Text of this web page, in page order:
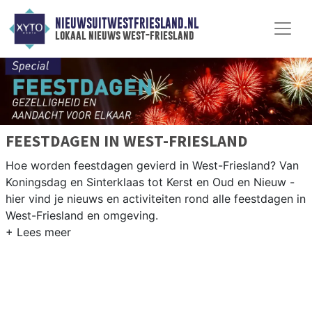
NIEUWSUITWESTFRIESLAND.NL
lokaal nieuws west-friesland
FEESTDAGEN IN WEST-FRIESLAND
Hoe worden feestdagen gevierd in West-Friesland? Van
Koningsdag en Sinterklaas tot Kerst en Oud en Nieuw -
hier vind je nieuws en activiteiten rond alle feestdagen in
West-Friesland en omgeving.